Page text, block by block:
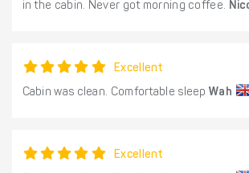
in the cabin. Never got morning coffee.
Excellent
Cabin was clean. Comfortable sleepWah
Excellent